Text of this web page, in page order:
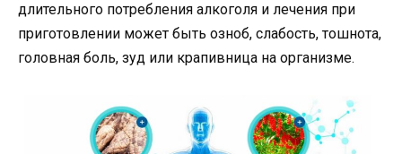
длительного потребления алкоголя и лечения при
приготовлении может быть озноб, слабость, тошнота,
головная боль, зуд или крапивница на организме.